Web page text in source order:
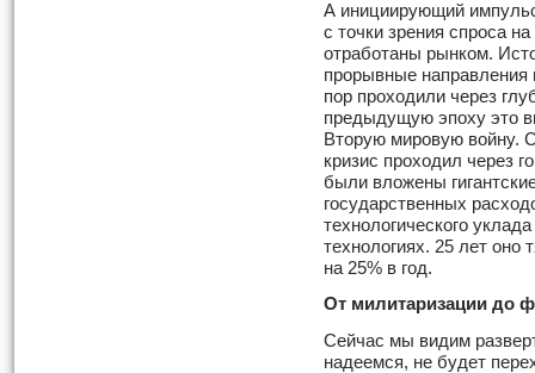
А инициирующий
с точки зрения спроса
отработаны рынком.
прорывные направления
пор проходили через
предыдущую эпоху это
Вторую мировую войну.
кризис проходил через
были вложены
государственных
технологического
технологиях. 25 лет оно
на 25% в год.
От милитаризации до
Сейчас мы видим
надеемся, не будет